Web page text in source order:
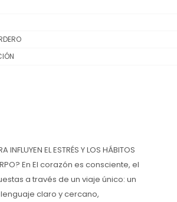
EL ESTRÉS Y LOS HÁBITOS
En El corazón es consciente, el
a través de un viaje único: un
claro y cercano,